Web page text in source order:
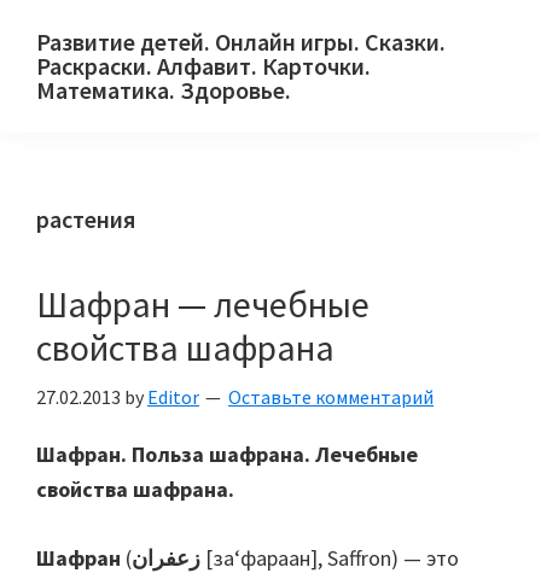
primary
main
primary
Развитие детей. Онлайн игры. Сказки.
Раскраски. Алфавит. Карточки.
Математика. Здоровье.
и
родителей.
растения
Шафран — лечебные
свойства шафрана
27.02.2013 by Editor Оставьте комментарий
Шафран. Польза шафрана. Лечебные
свойства шафрана.
Шафран (
[за‘фараан], Saffron) — это